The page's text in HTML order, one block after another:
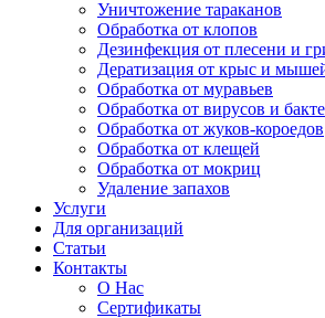
Уничтожение тараканов
Обработка от клопов
Дезинфекция от плесени и
Дератизация от крыс и
Обработка от муравьев
Обработка от вирусов и
Обработка от жуков-короедов
Обработка от клещей
Обработка от мокриц
Удаление запахов
Услуги
Для организаций
Статьи
Контакты
О Нас
Сертификаты